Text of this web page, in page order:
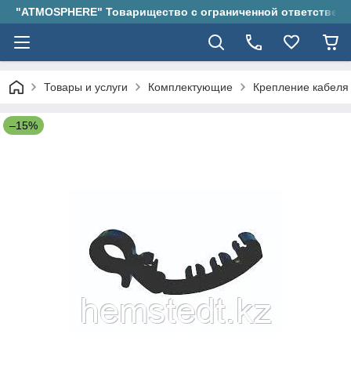
"ATMOSPHERE" Товарищество с ограниченной
Товары и услуги Комплектующие Крепление
–15%